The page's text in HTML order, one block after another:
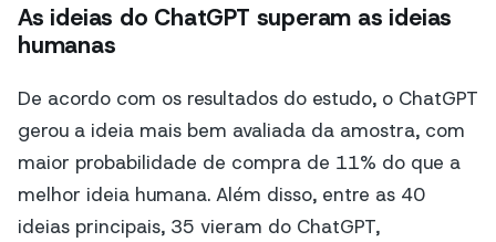
As ideias do ChatGPT superam as ideias
humanas
De acordo com os resultados do estudo, o ChatGPT
gerou a ideia mais bem avaliada da amostra, com
maior probabilidade de compra de 11% do que a
melhor ideia humana. Além disso, entre as 40
ideias principais, 35 vieram do ChatGPT,